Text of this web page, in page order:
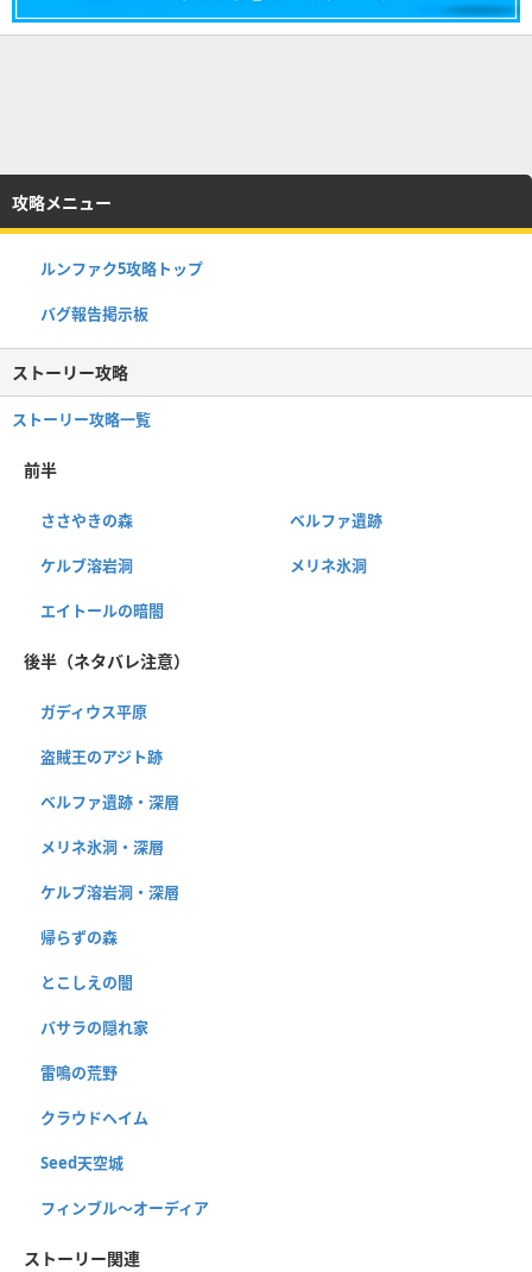
攻略メニュー
ルンファク5攻略トップ
バグ報告掲示板
ストーリー攻略
ストーリー攻略一覧
前半
ささやきの森 ベルファ遺跡
ケルブ溶岩洞 メリネ氷洞
エイトールの暗闇
後半（ネタバレ注意）
ガディウス平原
盗賊王のアジト跡
ベルファ遺跡・深層
メリネ氷洞・深層
ケルブ溶岩洞・深層
帰らずの森
とこしえの闇
バサラの隠れ家
雷鳴の荒野
クラウドヘイム
Seed天空城
フィンブル〜オーディア
ストーリー関連